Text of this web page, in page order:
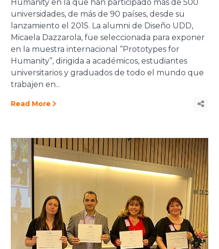
Humanity en la que han participado más de 500
universidades, de más de 90 países, desde su
lanzamiento el 2015. La alumni de Diseño UDD,
Micaela Dazzarola, fue seleccionada para exponer
en la muestra internacional “Prototypes for
Humanity”, dirigida a académicos, estudiantes
universitarios y graduados de todo el mundo que
trabajen en...
Read More